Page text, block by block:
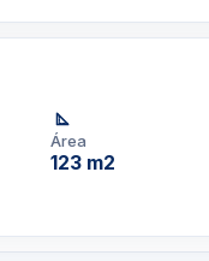
Área
123 m2